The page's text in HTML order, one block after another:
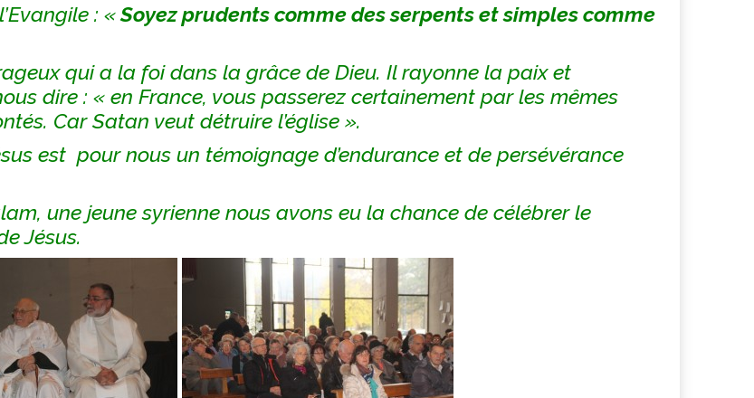
: «Soyez prudents comme des serpents et simples comme
qui a la foi dans la grâce de Dieu. Il rayonne la paix et
dire : « en France, vous passerez certainement par les mêmes
Car Satan veut détruire l’église ».
est pour nous un témoignage d’endurance et de persévérance
une jeune syrienne nous avons eu la chance de célébrer le
Jésus.